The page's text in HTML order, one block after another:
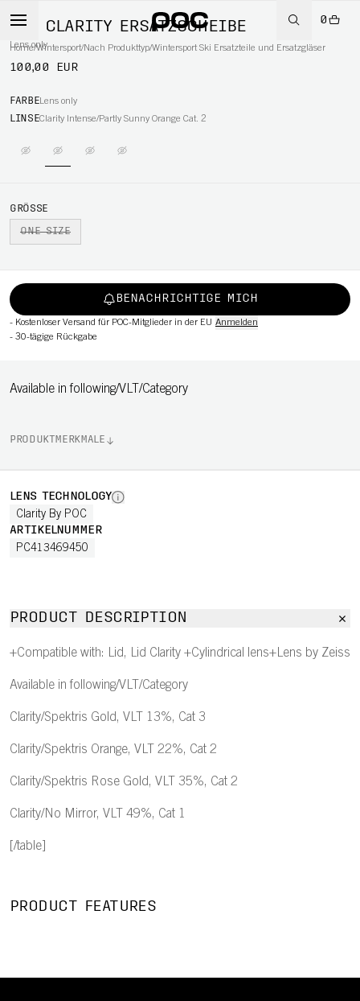
0
Home/Wintersport/Nach Produkttyp/Wintersport Ski Ersatzteile und Ersatzgläser
LID CLARITY ERSATZSCHEIBE
Lens only
100,00 EUR
FARBELens only
LINSEClarity Intense/Partly Sunny Orange Cat. 2
GRÖSSE
ONE SIZE
BENACHRICHTIGE MICH
- Kostenloser Versand für POC-Mitglieder in der EU Anmelden
- 30-tägige Rückgabe
Available in following/VLT/Category
PRODUKTMERKMALE
LENS TECHNOLOGY
Clarity By POC
ARTIKELNUMMER
PC413469450
PRODUCT DESCRIPTION
+Compatible with: Lid, Lid Clarity +Cylindrical lens+Lens by Zeiss
Available in following/VLT/Category
Clarity/Spektris Gold, VLT 13%, Cat 3
Clarity/Spektris Orange, VLT 22%, Cat 2
Clarity/Spektris Rose Gold, VLT 35%, Cat 2
Clarity/No Mirror, VLT 49%, Cat 1
[/table]
PRODUCT FEATURES